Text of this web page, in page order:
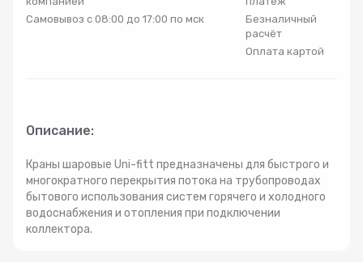
Радиаторы
Комплекты оборудования для скважины
Комплект оборудования для отопления
Самовывоз с 08:00 до 17:00 по мск
Безналичный
расчёт
Оплата картой
Описание:
Краны шаровые Uni-fitt предназначены для быстрого и
многократного перекрытия потока на трубопроводах
бытового использования систем горячего и холодного
водоснабжения и отопления при подключении
коллектора.